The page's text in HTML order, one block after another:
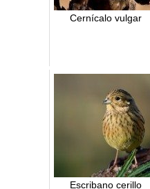
Cernícalo vulgar
Escribano cerillo